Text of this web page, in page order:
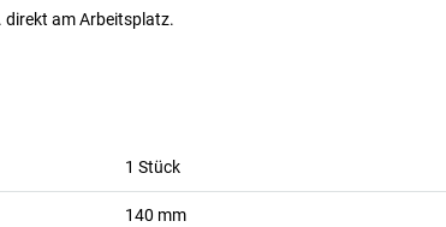
direkt am Arbeitsplatz.
1 Stück
140 mm